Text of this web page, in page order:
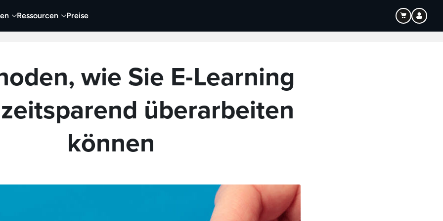
Ressourcen Preise
Video Visueller Content
wie Sie E-Learning
zeitsparend überarbeiten
können